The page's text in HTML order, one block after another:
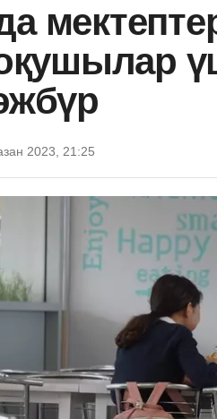
оқушылар
2023, 21:25